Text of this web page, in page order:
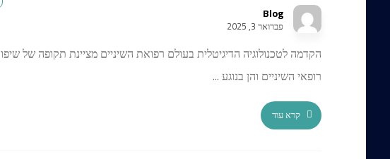
Blog
פברואר 3, 2025
הקדמה לטכנולוגיה הדיגיטלית בעולם רפואת השיניים מציינת תקופה של
רופאי השיניים והן בנוגע ...
קרא עוד